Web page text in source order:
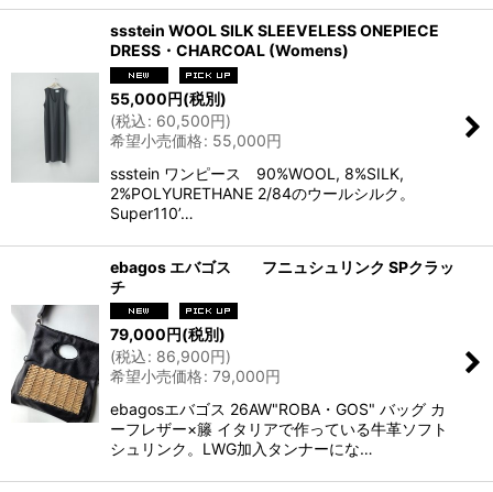
ssstein WOOL SILK SLEEVELESS ONEPIECE
DRESS・CHARCOAL (Womens)
55,000円(税別)
(税込: 60,500円)
希望小売価格: 55,000円
ssstein ワンピース 90%WOOL, 8%SILK,
2%POLYURETHANE 2/84のウールシルク。
Super110’…
ebagos エバゴス フニュシュリンク SPクラッ
チ
79,000円(税別)
(税込: 86,900円)
希望小売価格: 79,000円
ebagosエバゴス 26AW"ROBA・GOS" バッグ カ
ーフレザー×籐 イタリアで作っている牛革ソフト
シュリンク。LWG加入タンナーにな…